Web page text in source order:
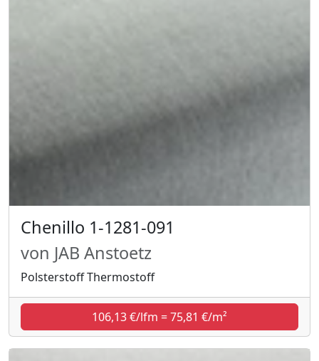
Chenillo 1-1281-091
von JAB Anstoetz
Polsterstoff Thermostoff
106,13 €/lfm = 75,81 €/m²